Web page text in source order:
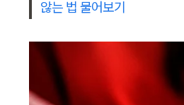
않는 법 물어보기